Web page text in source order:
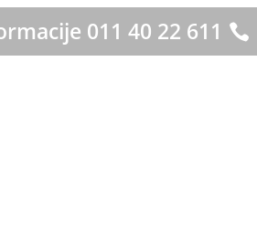
011 40 22 611